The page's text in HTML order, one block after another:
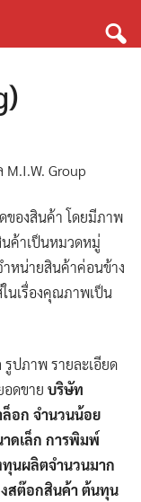
ของสินค้า โดยมีภาพ
ค้าเป็นหมวดหมู่
หน่ายสินค้าค่อนข้าง
นเรื่องคุณภาพเป็น
ปภาพ รายละเอียด
อดขาย บริษัท
อก จำนวนน้อย
าดเล็ก การพิมพ์
นผลิตจำนวนมาก
สต๊อกสินค้า ต้นทุน